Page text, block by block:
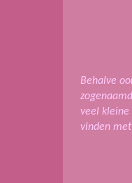
Behalve
veel kleine
vinden